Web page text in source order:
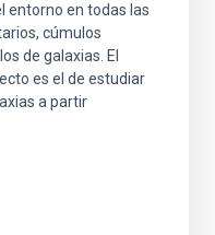
entorno en todas las
cúmulos
de galaxias. El
es el de estudiar
a partir